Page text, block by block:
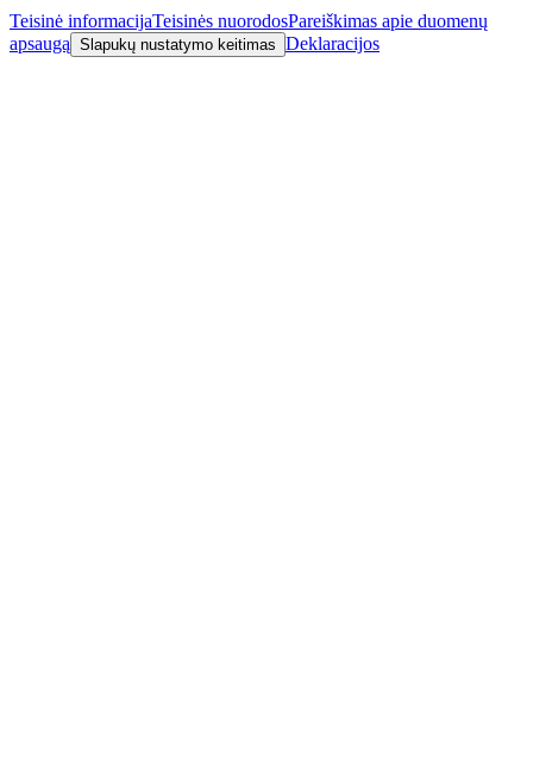
Teisinė informacijaTeisinės nuorodosPareiškimas apie duomenų
apsaugą Slapukų nustatymo keitimas Deklaracijos